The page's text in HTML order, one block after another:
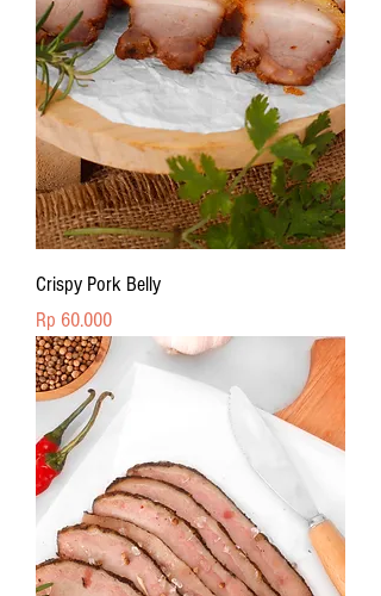
Crispy Pork Belly
Price
Rp 60.000